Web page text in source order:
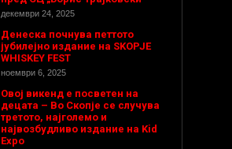
декември 24, 2025
Денеска почнува петтото
јубилејно издание на SKOPJE
WHISKEY FEST
ноември 6, 2025
Овој викенд е посветен на
децата – Во Скопје се случува
третото, најголемо и
највозбудливо издание на Kid
Expo